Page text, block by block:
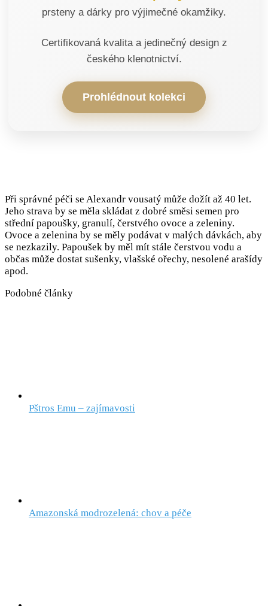
prsteny a dárky pro výjimečné okamžiky.
Certifikovaná kvalita a jedinečný design z
českého klenotnictví.
Prohlédnout kolekci
Při správné péči se Alexandr vousatý může dožít až 40 let.
Jeho strava by se měla skládat z dobré směsi semen pro
střední papoušky, granulí, čerstvého ovoce a zeleniny.
Ovoce a zelenina by se měly podávat v malých dávkách, aby
se nezkazily. Papoušek by měl mít stále čerstvou vodu a
občas může dostat sušenky, vlašské ořechy, nesolené arašídy
apod.
Podobné články
Pštros Emu – zajímavosti
Amazonská modrozelená: chov a péče